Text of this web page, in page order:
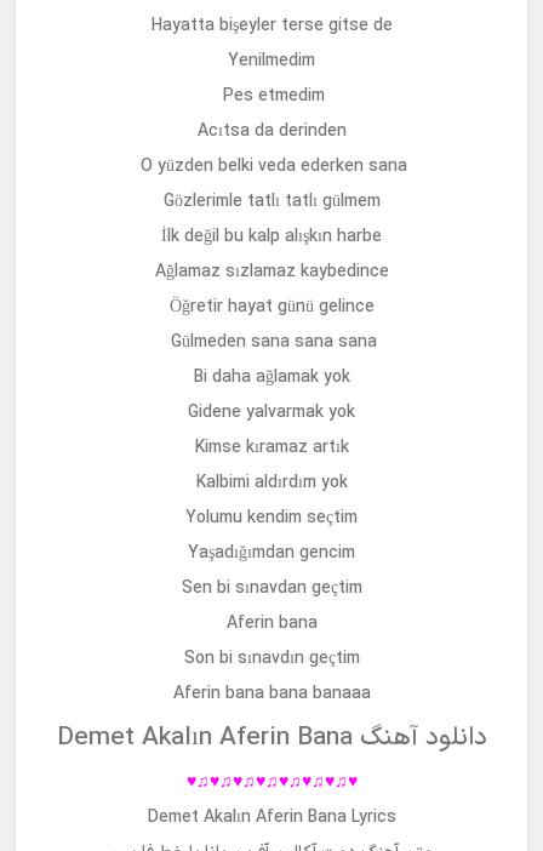
Hayatta bişeyler terse gitse de
Yenilmedim
Pes etmedim
Acıtsa da derinden
O yüzden belki veda ederken sana
Gözlerimle tatlı tatlı gülmem
İlk değil bu kalp alışkın harbe
Ağlamaz sızlamaz kaybedince
Öğretir hayat günü gelince
Gülmeden sana sana sana
Bi daha ağlamak yok
Gidene yalvarmak yok
Kimse kıramaz artık
Kalbimi aldırdım yok
Yolumu kendim seçtim
Yaşadığımdan gencim
Sen bi sınavdan geçtim
Aferin bana
Son bi sınavdın geçtim
Aferin bana bana banaaa
دانلود آهنگ Demet Akalın Aferin Bana
♥♫♥♫♥♫♥♫♥♫♥♫♥♫♥
Demet Akalın Aferin Bana Lyrics